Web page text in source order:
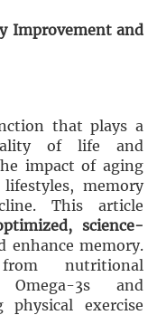
Improvement and
that plays a
of life and
impact of aging
memory
This article
science-
memory.
nutritional
Omega-3s and
physical exercise